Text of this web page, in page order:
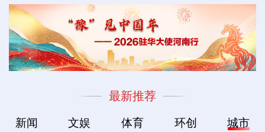
最新推荐
新闻 文娱 体育 环创 城市